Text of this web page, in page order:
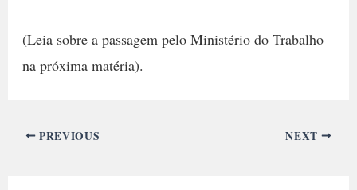
(Leia sobre a passagem pelo Ministério do Trabalho
na próxima matéria).
PREVIOUS NEXT